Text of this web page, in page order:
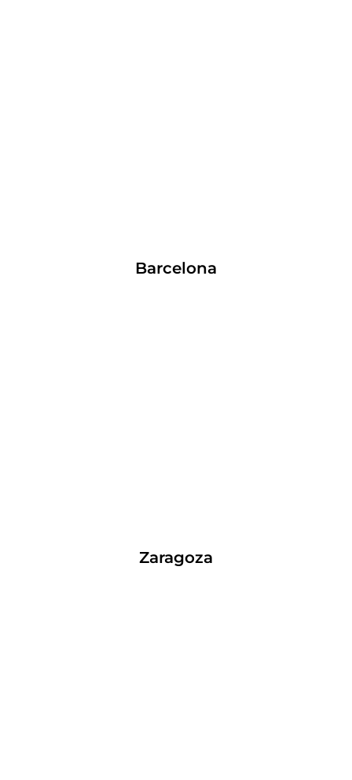
Barcelona
Zaragoza